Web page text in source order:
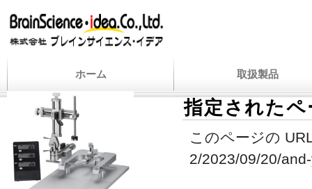
ホーム 取扱製品
指定された
このページの
2/2023/09/20/